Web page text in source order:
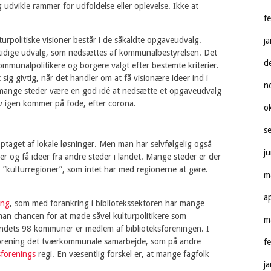
rammer for udfoldelse eller oplevelse. Ikke at
visioner består i de såkaldte opgaveudvalg.
udvalg, som nedsættes af kommunalbestyrelsen. Det
og borgere valgt efter bestemte kriterier.
givtig, når det handler om at få visionære ideer ind i
steder være en god idé at nedsætte et opgaveudvalg
kommer på fode, efter corona.
af lokale løsninger. Men man har selvfølgelig også
og få ideer fra andre steder i landet. Mange steder er der
som intet har med regionerne at gøre.
, som med forankring i bibliotekssektoren har mange
chancen for at møde såvel kulturpolitikere som
98 kommuner er medlem af biblioteksforeningen. I
det tværkommunale samarbejde, som på andre
regi. En væsentlig forskel er, at mange fagfolk